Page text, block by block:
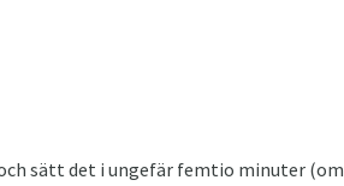
sätt det i ungefär femtio minuter (om